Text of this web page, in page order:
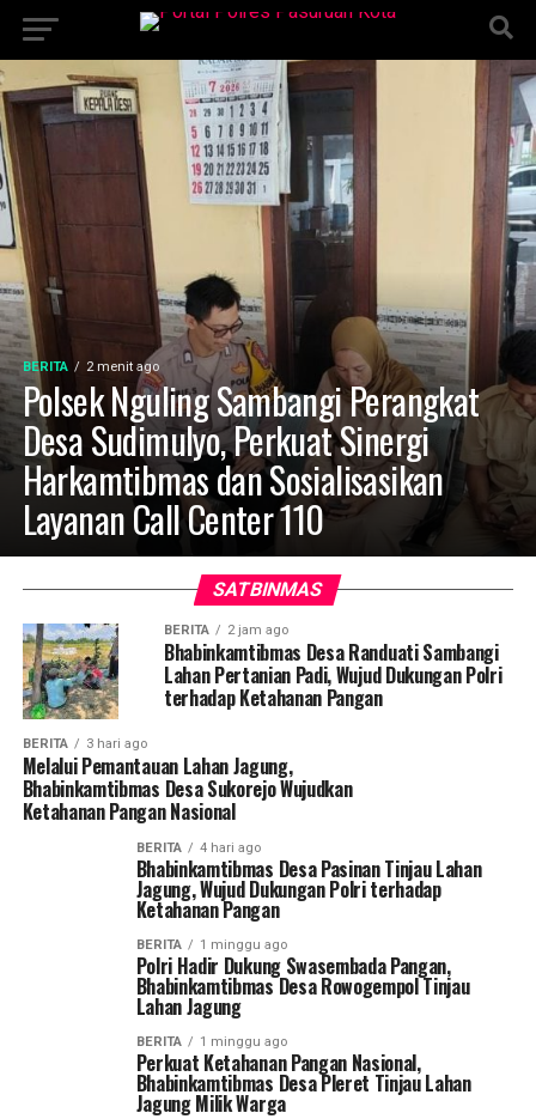
BERITA 2 menit ago
Polsek Nguling Sambangi Perangkat
Desa Sudimulyo, Perkuat Sinergi
Harkamtibmas dan Sosialisasikan
Layanan Call Center 110
SATBINMAS
BERITA 2 jam ago
Bhabinkamtibmas Desa Randuati Sambangi
Lahan Pertanian Padi, Wujud Dukungan Polri
terhadap Ketahanan Pangan
BERITA 3 hari ago
Melalui Pemantauan Lahan Jagung,
Bhabinkamtibmas Desa Sukorejo Wujudkan
Ketahanan Pangan Nasional
BERITA 4 hari ago
Bhabinkamtibmas Desa Pasinan Tinjau Lahan
Jagung, Wujud Dukungan Polri terhadap
Ketahanan Pangan
BERITA 1 minggu ago
Polri Hadir Dukung Swasembada Pangan,
Bhabinkamtibmas Desa Rowogempol Tinjau
Lahan Jagung
BERITA 1 minggu ago
Perkuat Ketahanan Pangan Nasional,
Bhabinkamtibmas Desa Pleret Tinjau Lahan
Jagung Milik Warga